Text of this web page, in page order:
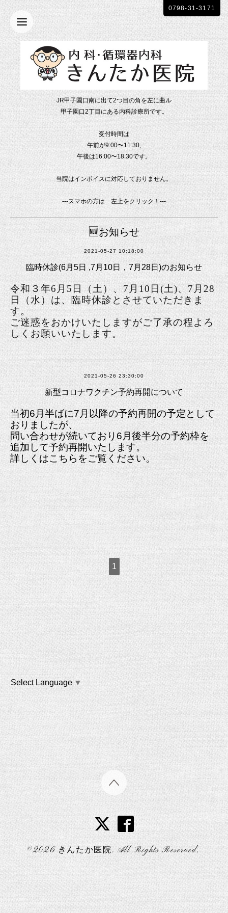
JR甲子園口南に出て2つ目の角を左に曲ル
甲子園口2丁目にある内科診療所です。
受付時間は
午前が9:00〜11:30,
午後は16:00〜18:30です。
当院はインボイスに対応しておりません。
---スマホの方は 左上をクリック！---
0798-31-3171
🆕お知らせ
2021-05-27 10:18:00
臨時休診(6月5日 ,7月10日，7月28日)のお知らせ
令和３年6月5日（土）、7月10日(土)、7月28
日（水）は、臨時休診とさせていただきま
す。
ご迷惑をおかけいたしますがご了承の程よろ
しくお願いいたします。
2021-05-26 23:30:00
新型コロナワクチン予約再開について
当初6月半ばに7月以降の予約再開の予定として
おりましたが、
問い合わせが続いており6月後半分の予約枠を
追加して予約再開いたします。
詳しくはこちら をご覧ください。
1
Select Language ▼
©2026 きんたか医院. All Rights Reserved.